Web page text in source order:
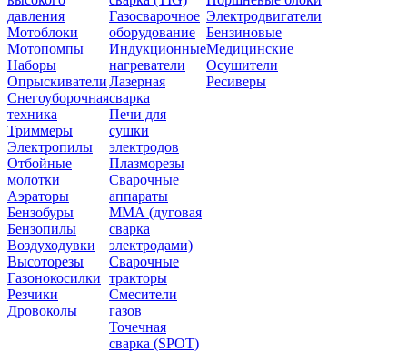
давления
Мотоблоки
Мотопомпы
Наборы
Опрыскиватели
Снегоуборочная
техника
Триммеры
Электропилы
Отбойные
молотки
Аэраторы
Бензобуры
Бензопилы
Воздуходувки
Высоторезы
Газонокосилки
Резчики
Дровоколы
Газосварочное
оборудование
Индукционные
нагреватели
Лазерная
сварка
Печи для
сушки
электродов
Плазморезы
Сварочные
аппараты
ММА (дуговая
сварка
электродами)
Сварочные
тракторы
Смесители
газов
Точечная
сварка (SPOT)
Электродвигатели
Бензиновые
Медицинские
Осушители
Ресиверы